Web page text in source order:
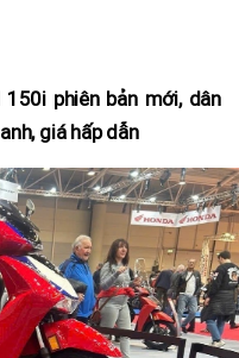
phiên bản mới, dân
giá hấp dẫn